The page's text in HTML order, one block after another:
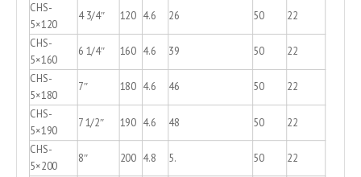
CHS-
5×120
4 3/4″ 120 4.6 26 50 22
CHS-
5×160
6 1/4″ 160 4.6 39 50 22
CHS-
5×180
7″ 180 4.6 46 50 22
CHS-
5×190
7 1/2″ 190 4.6 48 50 22
CHS-
5×200
8″ 200 4.8 5. 50 22